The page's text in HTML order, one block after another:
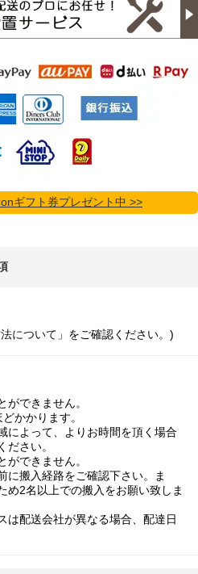
ギフト券プレゼント中 >>
について 」をご確認ください。)
できません。
かかります。
によって、よりお時間を頂く場合
ださい。
できません。
搬入経路をご確認下さい。ま
め2名以上での搬入をお願い致しま
配送会社が異なる場合、配達日